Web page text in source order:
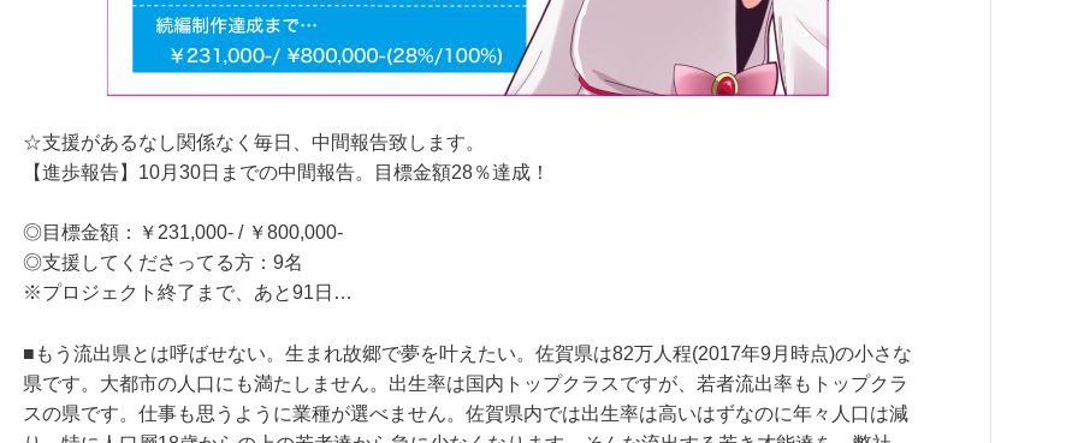
☆支援があるなし関係なく毎日、中間報告致します。
【進歩報告】10月30日までの中間報告。目標金額28％達成！
◎目標金額：￥231,000- / ￥800,000-
◎支援してくださってる方：9名
※プロジェクト終了まで、あと91日…
■もう流出県とは呼ばせない。生まれ故郷で夢を叶えたい。佐賀県は82万人程(2017年9月時点)の小さな
県です。大都市の人口にも満たしません。出生率は国内トップクラスですが、若者流出率もトップクラ
スの県です。仕事も思うように業種が選べません。佐賀県内では出生率は高いはずなのに年々人口は減